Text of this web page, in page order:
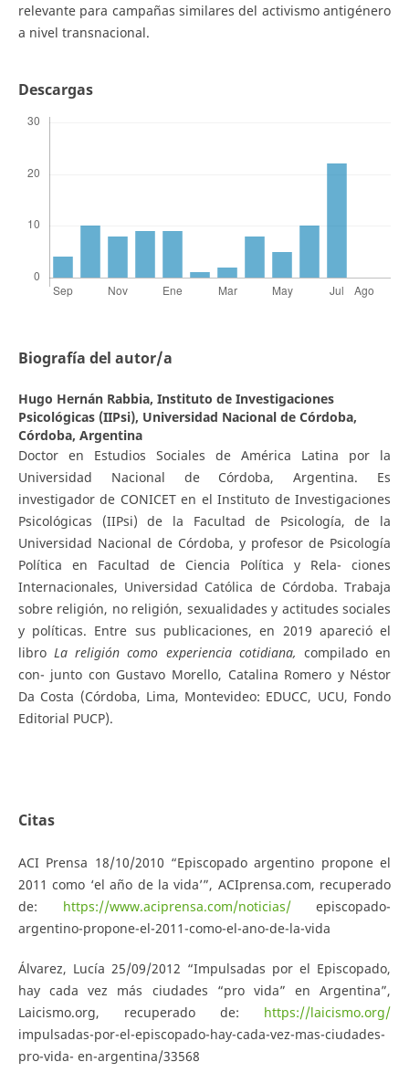
relevante para campañas similares del activismo antigénero
a nivel transnacional.
Descargas
Biografía del autor/a
Hugo Hernán Rabbia, Instituto de Investigaciones
Psicológicas (IIPsi), Universidad Nacional de Córdoba,
Córdoba, Argentina
Doctor en Estudios Sociales de América Latina por la
Universidad Nacional de Córdoba, Argentina. Es
investigador de CONICET en el Instituto de Investigaciones
Psicológicas (IIPsi) de la Facultad de Psicología, de la
Universidad Nacional de Córdoba, y profesor de Psicología
Política en Facultad de Ciencia Política y Rela- ciones
Internacionales, Universidad Católica de Córdoba. Trabaja
sobre religión, no religión, sexualidades y actitudes sociales
y políticas. Entre sus publicaciones, en 2019 apareció el
libroLa religión como experiencia cotidiana, compilado en
con- junto con Gustavo Morello, Catalina Romero y Néstor
Da Costa (Córdoba, Lima, Montevideo: EDUCC, UCU, Fondo
Editorial PUCP).
Citas
ACI Prensa 18/10/2010 “Episcopado argentino propone el
2011 como ‘el año de la vida’”, ACIprensa.com, recuperado
de: https://www.aciprensa.com/noticias/episcopado-
argentino-propone-el-2011-como-el-ano-de-la-vida
Álvarez, Lucía 25/09/2012 “Impulsadas por el Episcopado,
hay cada vez más ciudades “pro vida” en Argentina”,
Laicismo.org, recuperado de: https://laicismo.org/
impulsadas-por-el-episcopado-hay-cada-vez-mas-ciudades-
pro-vida- en-argentina/33568